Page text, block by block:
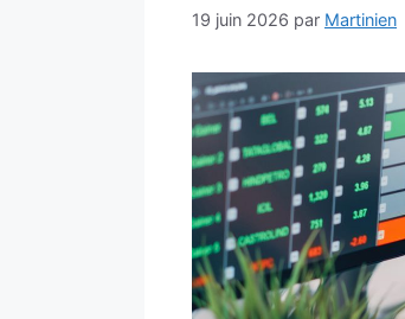
19 juin 2026 par Martinien